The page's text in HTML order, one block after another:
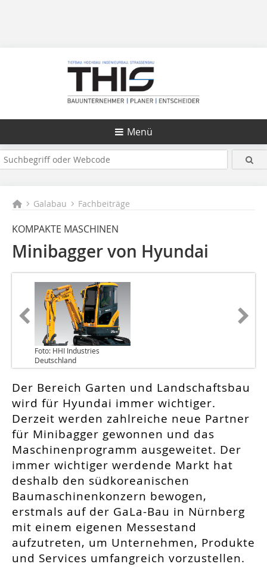
Menü
Galabau Fachbeiträge
KOMPAKTE MASCHINEN
Minibagger von Hyundai
Foto: HHI Industries
Deutschland
Der Bereich Garten und Landschaftsbau
wird für Hyundai immer wichtiger.
Derzeit werden zahlreiche neue Partner
für Minibagger gewonnen und das
Maschinenprogramm ausgeweitet. Der
immer wichtiger werdende Markt hat
deshalb den südkoreanischen
Baumaschinenkonzern bewogen,
erstmals auf der GaLa-Bau in Nürnberg
mit einem eigenen Messestand
aufzutreten, um Unternehmen, Produkte
und Services umfangreich vorzustellen.